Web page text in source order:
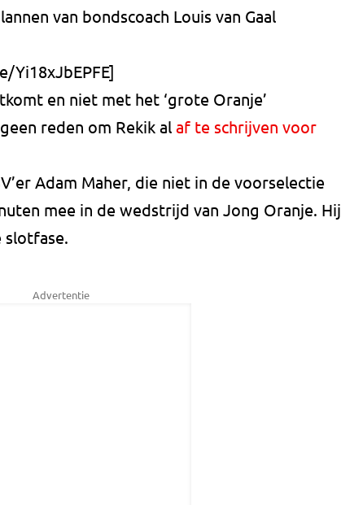
van bondscoach Louis van Gaal
Yi18xJbEPFE]
en niet met het ‘grote Oranje’
reden om Rekik al af te schrijven voor
Adam Maher, die niet in de voorselectie
mee in de wedstrijd van Jong Oranje. Hij
slotfase.
Advertentie